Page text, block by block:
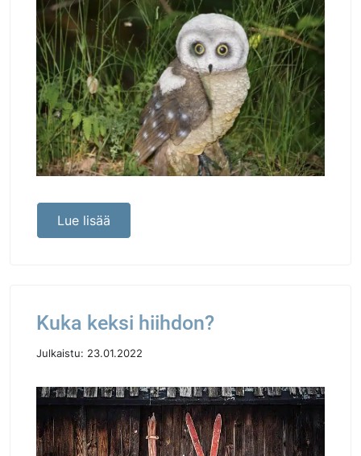
Lue lisää
Kuka keksi hiihdon?
Julkaistu: 23.01.2022